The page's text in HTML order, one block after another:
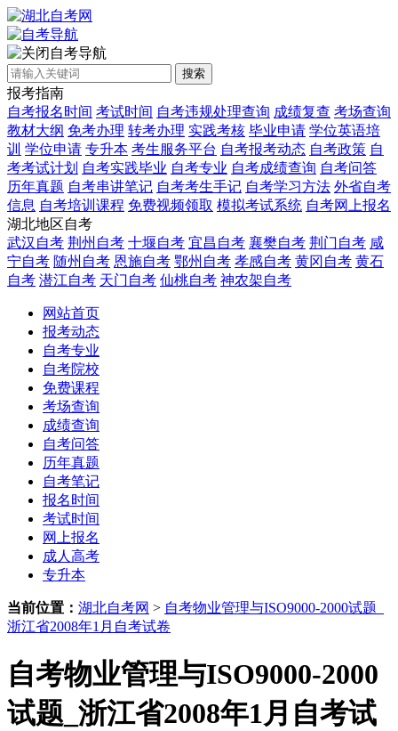
自考导航
搜索
报考指南
自考报名时间 考试时间 自考违规处理查询 成绩复查 考场查询
教材大纲 免考办理 转考办理 实践考核 毕业申请 学位英语培
训 学位申请 专升本 考生服务平台 自考报考动态 自考政策 自
考考试计划 自考实践毕业 自考专业 自考成绩查询 自考问答
历年真题 自考串讲笔记 自考考生手记 自考学习方法 外省自考
信息 自考培训课程 免费视频领取 模拟考试系统 自考网上报名
湖北地区自考
武汉自考 荆州自考 十堰自考 宜昌自考 襄樊自考 荆门自考 咸
宁自考 随州自考 恩施自考 鄂州自考 孝感自考 黄冈自考 黄石
自考 潜江自考 天门自考 仙桃自考 神农架自考
网站首页
报考动态
自考专业
自考院校
免费课程
考场查询
成绩查询
自考问答
历年真题
自考笔记
报名时间
考试时间
网上报名
成人高考
专升本
当前位置： 湖北自考网 > 自考物业管理与ISO9000-2000试题_
浙江省2008年1月自考试卷
自考物业管理与ISO9000-2000
试题_浙江省2008年1月自考试